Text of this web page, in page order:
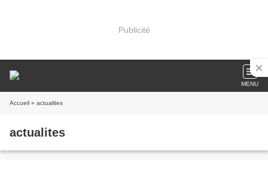
Publicité
MENU
Accueil » actualites
actualites